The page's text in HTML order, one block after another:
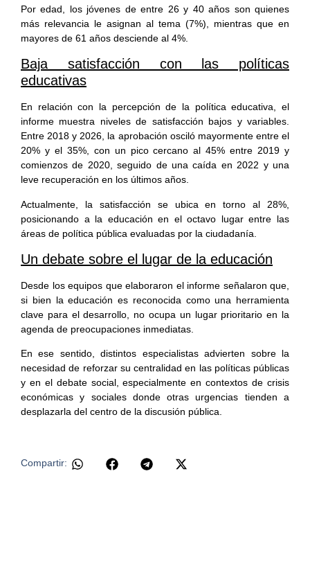
Por edad, los jóvenes de entre 26 y 40 años son quienes
más relevancia le asignan al tema (7%), mientras que en
mayores de 61 años desciende al 4%.
Baja satisfacción con las políticas
educativas
En relación con la percepción de la política educativa, el
informe muestra niveles de satisfacción bajos y variables.
Entre 2018 y 2026, la aprobación osciló mayormente entre el
20% y el 35%, con un pico cercano al 45% entre 2019 y
comienzos de 2020, seguido de una caída en 2022 y una
leve recuperación en los últimos años.
Actualmente, la satisfacción se ubica en torno al 28%,
posicionando a la educación en el octavo lugar entre las
áreas de política pública evaluadas por la ciudadanía.
Un debate sobre el lugar de la educación
Desde los equipos que elaboraron el informe señalaron que,
si bien la educación es reconocida como una herramienta
clave para el desarrollo, no ocupa un lugar prioritario en la
agenda de preocupaciones inmediatas.
En ese sentido, distintos especialistas advierten sobre la
necesidad de reforzar su centralidad en las políticas públicas
y en el debate social, especialmente en contextos de crisis
económicas y sociales donde otras urgencias tienden a
desplazarla del centro de la discusión pública.
Compartir: